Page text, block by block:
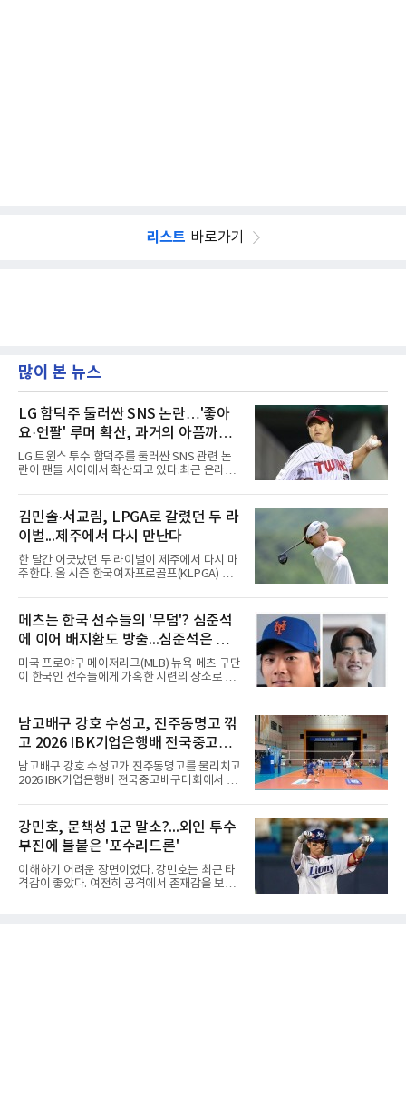
리스트 바로가기
많이 본 뉴스
LG 함덕주 둘러싼 SNS 논란…'좋아
요·언팔' 루머 확산, 과거의 아픔까지
소환됐다
LG 트윈스 투수 함덕주를 둘러싼 SNS 관련 논
란이 팬들 사이에서 확산되고 있다.최근 온라인
동과 관련한 여러 소문이 퍼지면서, 과거 LG 이
적 이후 겪었던 일들까지 다시 주목받고 있다.일
각에서는 함덕주가 LG 공식 계정 '언팔' 및 관련
게시물을 정리하고 친정팀 두산 베어스 계정을
팔로우하고 두산과 관련된 흔적만 남겼다는 주
장이 나오고 있다. 또한 상대 팀 선수의 홈런 릴
스에 '좋아요'를 눌렀다는 이야기도 전해지고 있
럼에도 팬들 사이에서 논란이 커진 이유는 그가
LG 이적 후 부상과 재활로
김민솔·서교림, LPGA로 갈렸던 두 라
이벌...제주에서 다시 만난다
한 달간 어긋났던 두 라이벌이 제주에서 다시 마
주한다. 올 시즌 한국여자프로골프(KLPGA) 투
다.KLPGA 투어는 6일 제주도 서귀포시 테디 밸
리 골프 앤 리조트의 밸리·테디 코스(파72)에서
개막하는 제주삼다수 마스터스(총상금 10억원·
우승 상금 1억8천만원)로 하반기를 시작한다.두
선수의 재회 자체가 화제다. 올 시즌 3승으로 대
상 포인트(313점), 상금(9억8천400만원), 평균
타수(70.41타) 등 주요 부문 1위를 달리는 김민
솔이 하이원리조트 여자오픈에 나설 때 서교림
은 LPGA 에비앙 챔피언십에, 서교림
메츠는 한국 선수들의 '무덤'? 심준석
에 이어 배지환도 방출...심준석은 이
미 귀국, 배지환은 미국 잔류할 듯
미국 프로야구 메이저리그(MLB) 뉴욕 메츠 구단
이 한국인 선수들에게 가혹한 시련의 장소로 전
대형 유망주로 기대를 모았던 투수 심준석에 이
어, 빅리그 경력을 지닌 내외야수 배지환까지 연
달아 뉴욕 메츠 산하 마이너리그에서 방출 통보
를 받는 아픔을 겪었다. 두 선수의 동반 이탈은
메츠 구단이 유독 한국 선수들에게 '기회의 땅'이
아닌 '무덤'처럼 작용하고 있음을 방증하고 있다.
고교 시절 시속 160km에 달하는 강속구로 큰 스
리츠와 마이애미 말린스를 거쳐 메츠에 둥지를
틀며 반등을 노렸으나
남고배구 강호 수성고, 진주동명고 꺾
고 2026 IBK기업은행배 전국중고배
구대회 4강 진출
남고배구 강호 수성고가 진주동명고를 물리치고
2026 IBK기업은행배 전국중고배구대회에서 18
한국중고배구 2차연맹전 준우승팀 수성고는 4
일 충북 제천 대원대 민송체육관에서 열린 대회
8강전에서 진주동명고를 상대로 공격력이 호조
를 보이며 세트스코어 3-1(25-19, 25-22, 21-
25, 25-23)으로 꺾었다. 인하부고도 부산동성고
를 맞아 뛰어난 조직력을 바탕으로 삼아 3-0(25-
19, 25-19, 25-23)으로 완승을 거두고 4강에 합
강민호, 문책성 1군 말소?...외인 투수
부진에 불붙은 '포수리드론'
이해하기 어려운 장면이었다. 강민호는 최근 타
격감이 좋았다. 여전히 공격에서 존재감을 보여